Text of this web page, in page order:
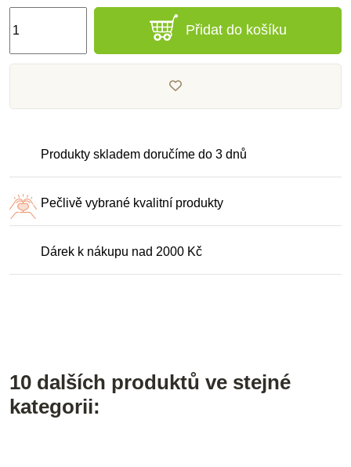
Přidat do košíku
Produkty skladem doručíme do 3 dnů
Pečlivě vybrané kvalitní produkty
Dárek k nákupu nad 2000 Kč
10 dalších produktů ve stejné
kategorii: